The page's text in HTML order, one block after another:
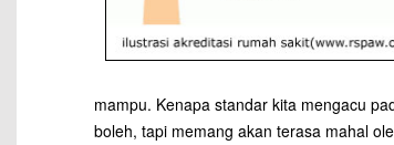
mampu. Kenapa standar kita mengacu
boleh, tapi memang akan terasa mahal